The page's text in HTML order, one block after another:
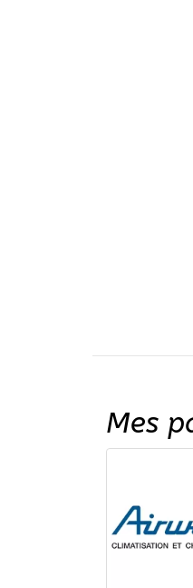
Mes